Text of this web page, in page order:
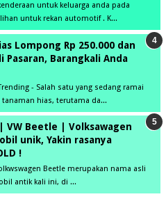
untuk keluarga anda pada
untuk rekan automotif . K...
Lompong Rp 250.000 dan
Pasaran, Barangkali Anda
- Salah satu yang sedang ramai
tanaman hias, terutama da...
VW Beetle | Volksawagen
unik, Yakin rasanya
!
Beetle merupakan nama asli
antik kali ini, di ...